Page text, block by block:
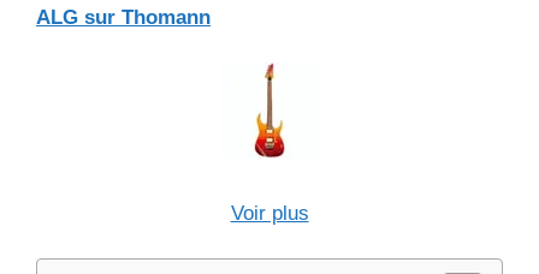
ALG sur Thomann
Voir plus